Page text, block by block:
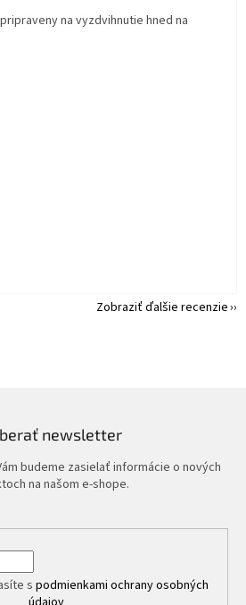
na vyzdvihnutie hned na
obchodu je 5 z 5 hviezdičiek.
obchodu je 5 z 5 hviezdičiek.
Zobraziť ďalšie recenzie
newsletter
budeme zasielať informácie o nových
na našom e-shope.
s podmienkami ochrany osobných